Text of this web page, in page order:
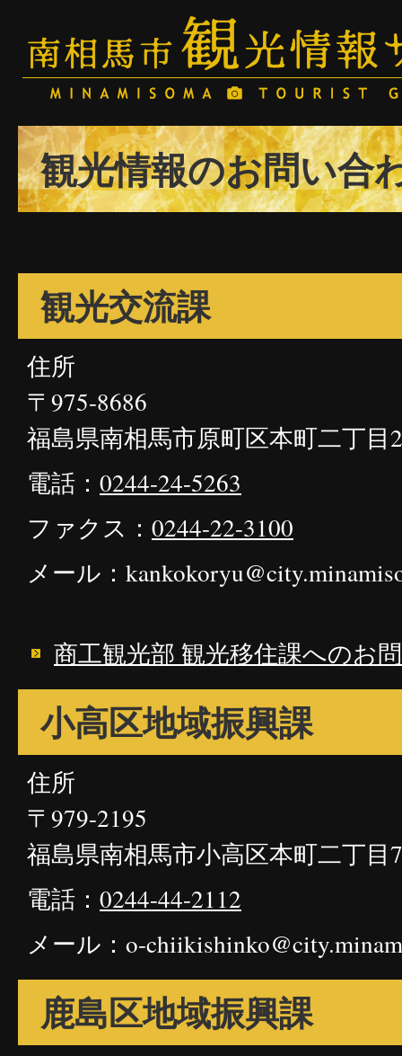
観光情報のお問い合
観光交流課
住所
〒975-8686
福島県南相馬市原町区本町二丁目
電話： 0244-24-5263
ファクス： 0244-22-3100
メール：
商工観光部 観光移住課へのお
小高区地域振興課
住所
〒979-2195
福島県南相馬市小高区本町二丁目
電話： 0244-44-2112
メール：o-
鹿島区地域振興課